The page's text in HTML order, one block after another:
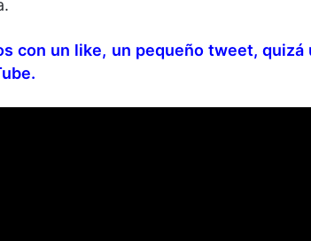
con un like, un pequeño tweet, quizá